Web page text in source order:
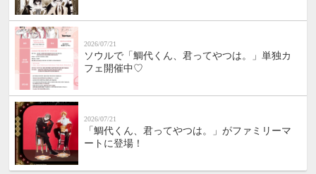
2026/07/21
ソウルで「鯛代くん、君ってやつは。」単独カ
フェ開催中♡
2026/07/21
「鯛代くん、君ってやつは。」がファミリーマ
ートに登場！